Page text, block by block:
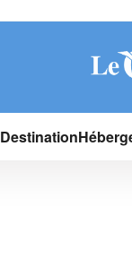
Destination